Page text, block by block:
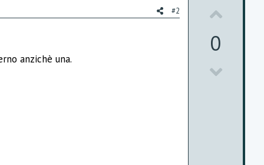
#2
anzichè una.
0